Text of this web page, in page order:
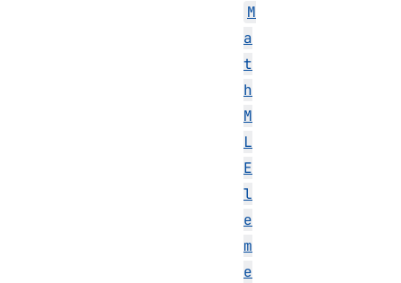
M
a
t
h
M
L
E
l
e
m
e